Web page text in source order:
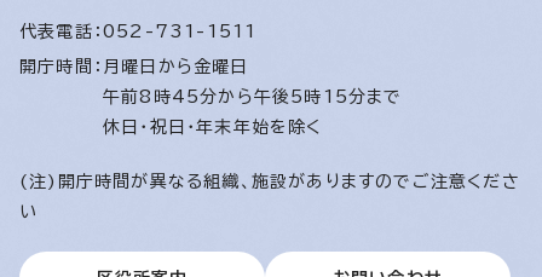
代表電話： 052-731-1511
開庁時間： 月曜日から金曜日
午前8時45分から午後5時15分まで
休日・祝日・年末年始を除く
(注)開庁時間が異なる組織、施設がありますのでご注意くださ
い